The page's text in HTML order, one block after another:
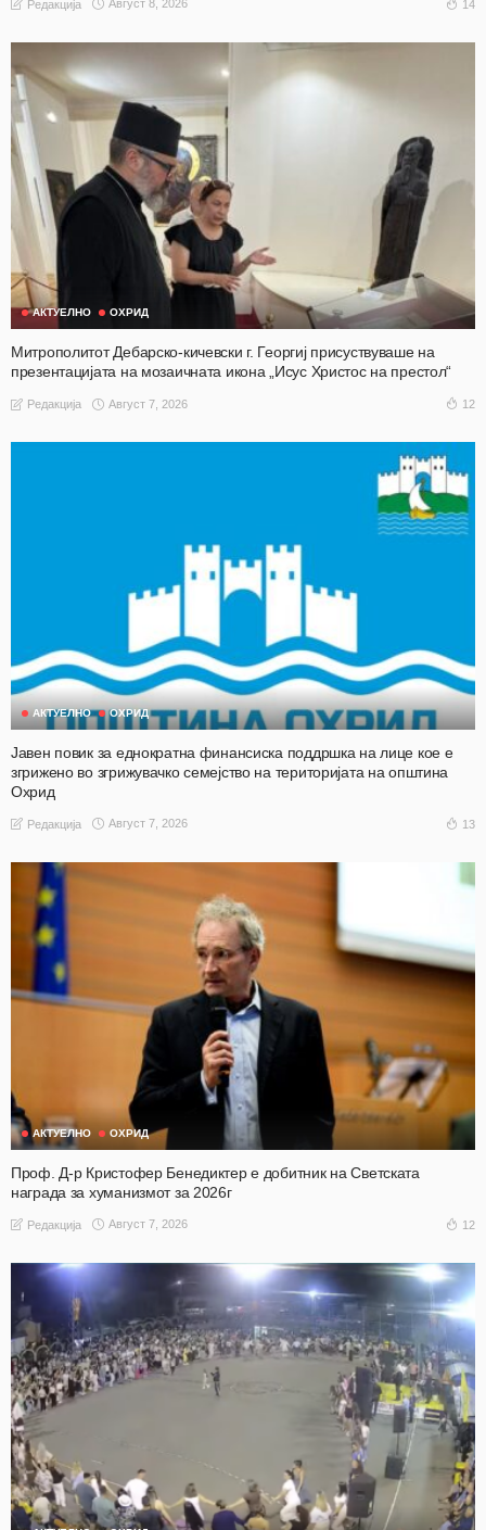
Редакција Август 8, 2026 14
АКТУЕЛНО ОХРИД
Митрополитот Дебарско-кичевски г. Георгиј присуствуваше на
презентацијата на мозаичната икона „Исус Христос на престол“
Редакција Август 7, 2026 12
АКТУЕЛНО ОХРИД
Јавен повик за еднократна финансиска поддршка на лице кое е
згрижено во згрижувачко семејство на територијата на општина
Охрид
Редакција Август 7, 2026 13
АКТУЕЛНО ОХРИД
Проф. Д-р Кристофер Бенедиктер е добитник на Светската
награда за хуманизмот за 2026г
Редакција Август 7, 2026 12